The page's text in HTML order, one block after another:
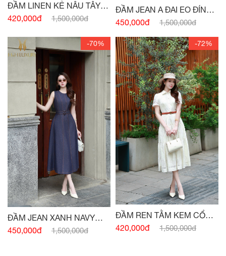
ĐẦM LINEN KẺ NÂU TÂY
CỔ VEST
420,000đ 1,500,000đ
ĐẦM JEAN A ĐAI EO ĐÍNH
CÚC
450,000đ 1,500,000đ
-70%
ĐẦM JEAN XANH NAVY
SÁT NÁCH ĐAI EO
450,000đ 1,500,000đ
-72%
ĐẦM REN TẰM KEM CỔ
ĐỨC
420,000đ 1,500,000đ